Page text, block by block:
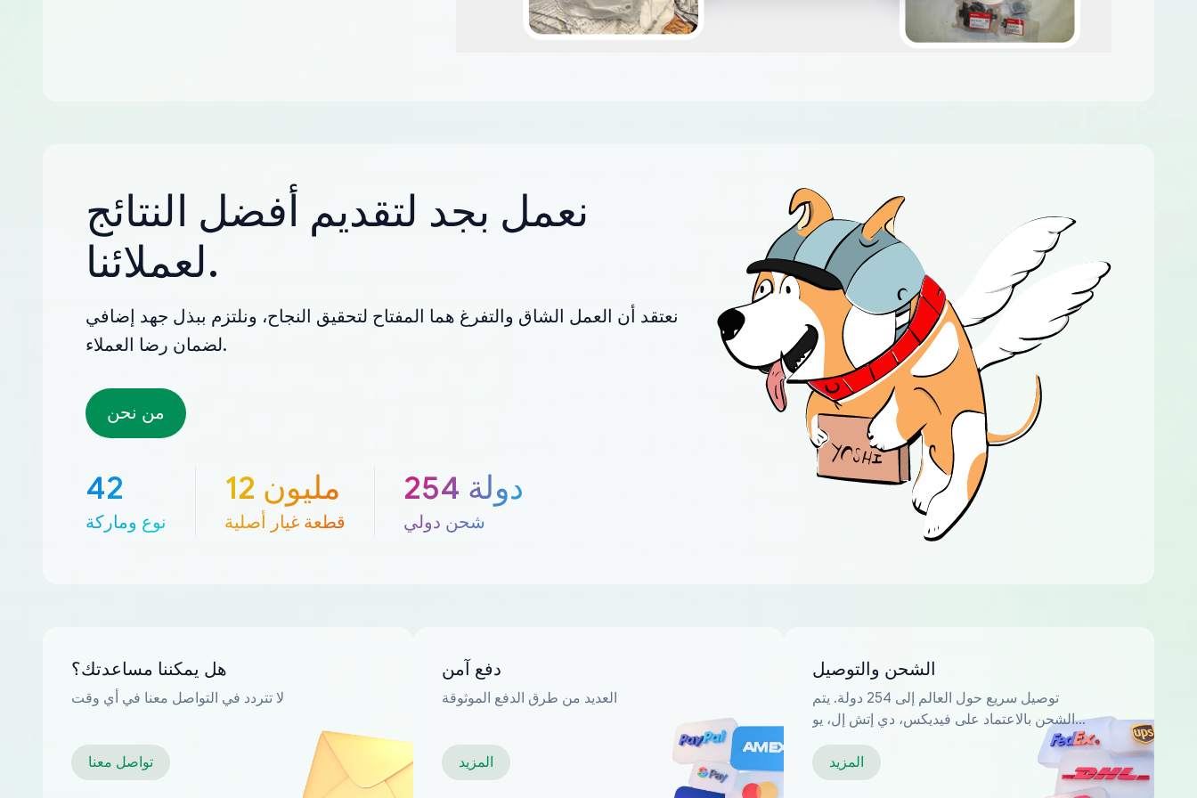
نعمل بجد لتقديم أفضل النتائج
لعملائنا.
نعتقد أن العمل الشاق والتفرغ هما المفتاح لتحقيق النجاح، ونلتزم ببذل جهد إضافي
لضمان رضا العملاء.
من نحن
42
نوع وماركة
12 مليون
قطعة غيار أصلية
254 دولة
شحن دولي
هل يمكننا مساعدتك؟
لا تتردد في التواصل معنا في أي وقت
تواصل معنا
دفع آمن
العديد من طرق الدفع الموثوقة
المزيد
الشحن والتوصيل
توصيل سريع حول العالم إلى 254 دولة. يتم
الشحن بالاعتماد على فيديكس، دي إتش إل، يو
بي إس...
المزيد